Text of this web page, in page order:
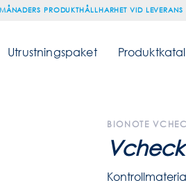
PRODUKTHÅLLHARHET VID LEVERANS
Utrustningspaket
BIONOTE